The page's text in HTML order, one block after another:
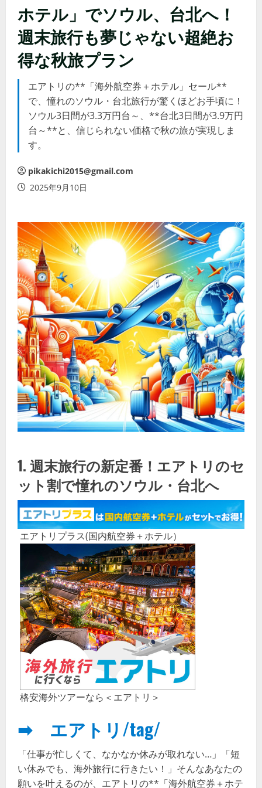
ホテル」でソウル、台北へ！
週末旅行も夢じゃない超絶お
得な秋旅プラン
エアトリの**「海外航空券＋ホテル」セール**
で、憧れのソウル・台北旅行が驚くほどお手頃に！
ソウル3日間が3.3万円台～、**台北3日間が3.9万円
台～**と、信じられない価格で秋の旅が実現しま
す。
pikakichi2015@gmail.com
2025年9月10日
1. 週末旅行の新定番！エアトリのセ
ット割で憧れのソウル・台北へ
エアトリプラス(国内航空券＋ホテル）
格安海外ツアーなら＜エアトリ＞
➡ エアトリ/tag/
「仕事が忙しくて、なかなか休みが取れない…」「短
い休みでも、海外旅行に行きたい！」そんなあなたの
願いを叶えるのが、エアトリの**「海外航空券＋ホテ